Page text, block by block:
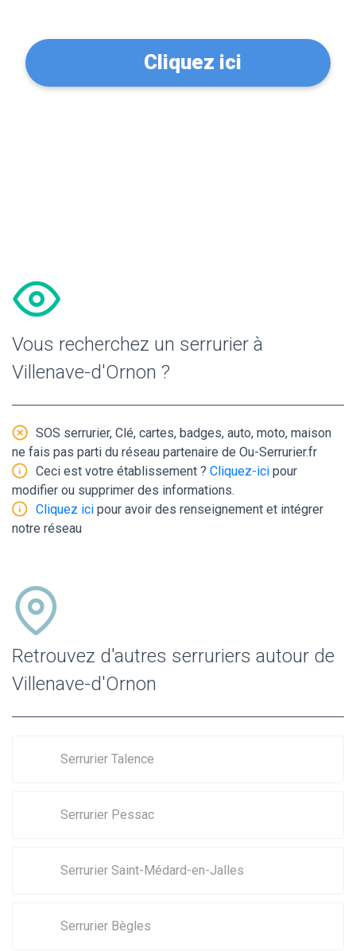
Cliquez ici
Vous recherchez un serrurier à
Villenave-d'Ornon ?
SOS serrurier, Clé, cartes, badges, auto, moto, maison
ne fais pas parti du réseau partenaire de Ou-Serrurier.fr
Ceci est votre établissement ? Cliquez-ici pour
modifier ou supprimer des informations.
Cliquez ici pour avoir des renseignement et intégrer
notre réseau
Retrouvez d'autres serruriers autour de
Villenave-d'Ornon
Serrurier Talence
Serrurier Pessac
Serrurier Saint-Médard-en-Jalles
Serrurier Bègles